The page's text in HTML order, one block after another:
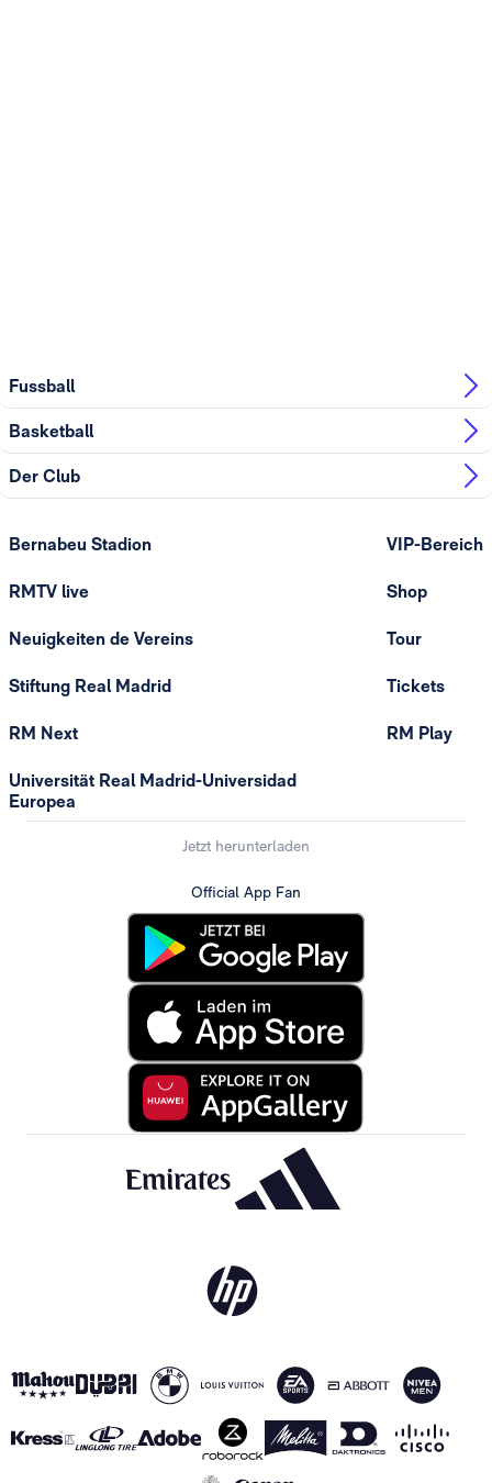
Fussball
Basketball
Der Club
Bernabeu Stadion
RMTV live
Neuigkeiten de Vereins
Stiftung Real Madrid
RM Next
Universität Real Madrid-Universidad
Europea
VIP-Bereich
Shop
Tour
Tickets
RM Play
Jetzt herunterladen
Official App Fan